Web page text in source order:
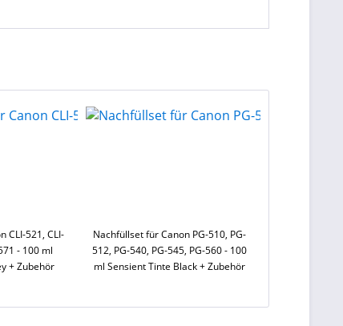
CLI-521, CLI-
- 100 ml
+ Zubehör
Nachfüllset für Canon PG-510, PG-
512, PG-540, PG-545, PG-560 - 100
ml Sensient Tinte Black + Zubehör